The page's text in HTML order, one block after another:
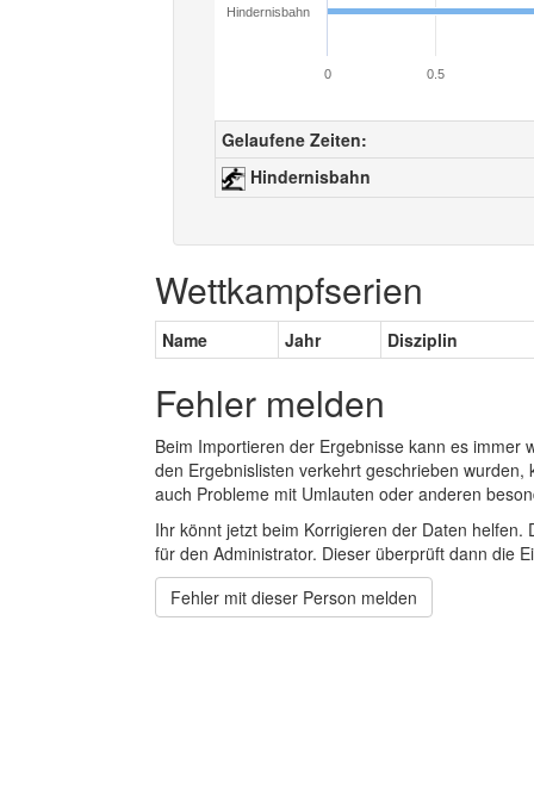
Hindernisbahn
0 0.5
Gelaufene Zeiten:
Hindernisbahn
Wettkampfserien
Name Jahr Disziplin
Fehler melden
Beim Importieren der Ergebnisse kann es
den Ergebnislisten verkehrt geschrieben
auch Probleme mit Umlauten oder anderen
Ihr könnt jetzt beim Korrigieren der Daten
für den Administrator. Dieser überprüft dann die
Fehler mit dieser Person melden